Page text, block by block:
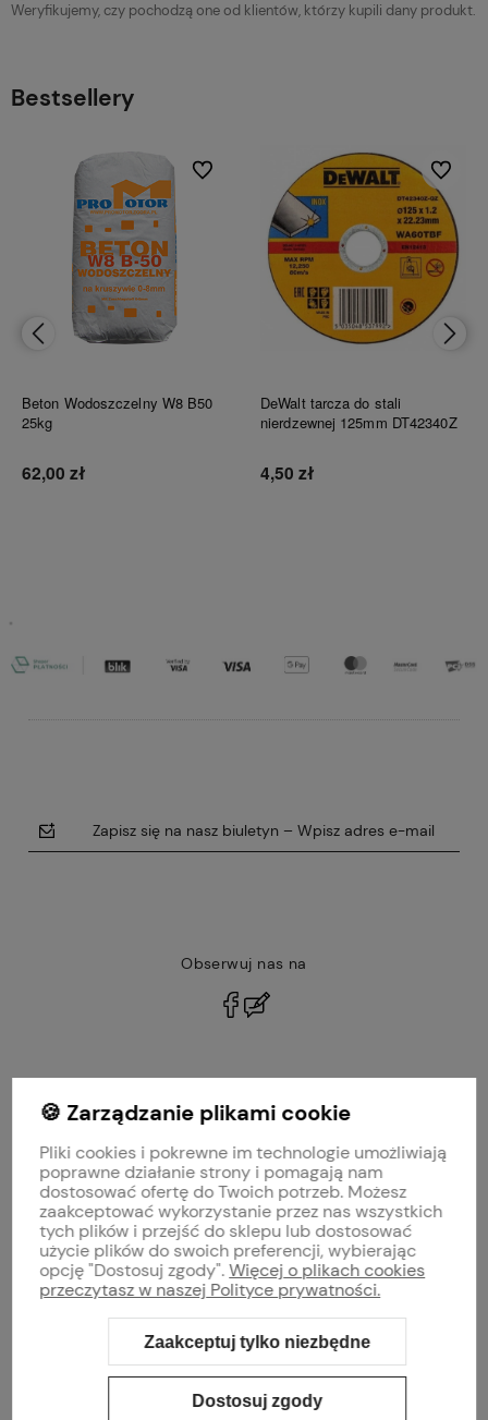
Weryfikujemy, czy pochodzą one od klientów, którzy kupili dany produkt.
Bestsellery
Beton Wodoszczelny W8 B50
25kg
62,00 zł
Do ulubionych
DeWalt tarcza do stali
nierdzewnej 125mm DT42340Z
4,50 zł
Do
Zapisz się na nasz biuletyn – Wpisz adres e-mail
Obserwuj nas na
MOJE KONTO
PŁATNOŚCI I DOSTAWA
INFORMACJE
O NAS
Sklep internetowy Shoper Premium Szablon Shoper Modern 3.0™
GrowCommerce
🍪 Zarządzanie plikami cookie
Pliki cookies i pokrewne im technologie umożliwiają
poprawne działanie strony i pomagają nam
dostosować ofertę do Twoich potrzeb. Możesz
zaakceptować wykorzystanie przez nas wszystkich
tych plików i przejść do sklepu lub dostosować
użycie plików do swoich preferencji, wybierając
opcję "Dostosuj zgody".Więcej o plikach cookies
przeczytasz w naszej Polityce prywatności.
Zaakceptuj tylko niezbędne
Dostosuj zgody